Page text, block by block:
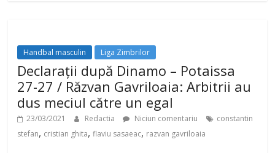
Handbal masculin Liga Zimbrilor
Declarații după Dinamo – Potaissa
27-27 / Răzvan Gavriloaia: Arbitrii au
dus meciul către un egal
23/03/2021 Redactia Niciun comentariu
constantin
stefan, cristian ghita,flaviu sasaeac, razvan gavriloaia